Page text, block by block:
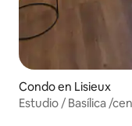
Condo en Lisieux
Estudio / Basílica /